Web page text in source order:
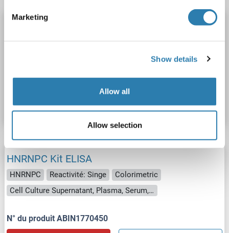
Marketing
Show details
Allow all
Allow selection
HNRNPC Kit ELISA
HNRNPC Reactivité: Boeuf (Vache)
Colorimetric
Cell Culture Supernatant, Plasma, Serum, Tissue Homogenate
Fiche technique Détails
HNRNPC Kit ELISA
HNRNPC Reactivité: Singe
Colorimetric
Cell Culture Supernatant, Plasma, Serum, Tissue Homogenate
N° du produit ABIN1770450